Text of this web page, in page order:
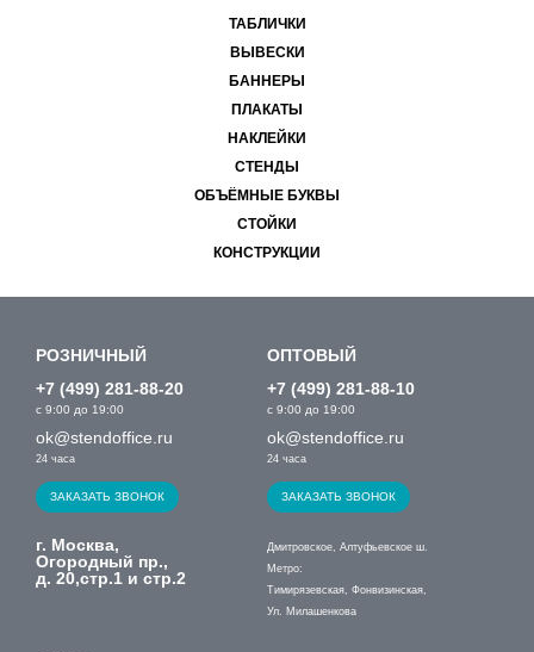
ТАБЛИЧКИ
ВЫВЕСКИ
БАННЕРЫ
ПЛАКАТЫ
НАКЛЕЙКИ
СТЕНДЫ
ОБЪЁМНЫЕ БУКВЫ
СТОЙКИ
КОНСТРУКЦИИ
РОЗНИЧНЫЙ
+7 (499) 281-88-20
с 9:00 до 19:00
ok@stendoffice.ru
24 часа
ЗАКАЗАТЬ ЗВОНОК
ОПТОВЫЙ
+7 (499) 281-88-10
с 9:00 до 19:00
ok@stendoffice.ru
24 часа
ЗАКАЗАТЬ ЗВОНОК
г. Москва,
Огородный пр.,
д. 20,стр.1 и стр.2
Дмитровское, Алтуфьевское ш.
Метро:
Тимирязевская, Фонвизинская,
Ул. Милашенкова